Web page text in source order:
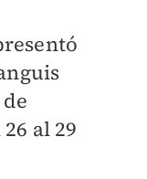
al 29